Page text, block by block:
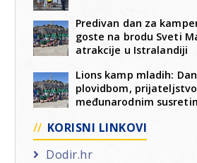
Predivan dan za
goste na brodu Sveti
atrakcije u Istralandiji
Lions kamp mladih:
plovidbom,
međunarodnim
KORISNI LINKOVI
Dodir.hr